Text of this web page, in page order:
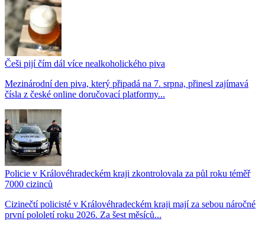
Češi pijí čím dál více nealkoholického piva
Mezinárodní den piva, který připadá na 7. srpna, přinesl zajímavá
čísla z české online doručovací platformy...
Policie v Královéhradeckém kraji zkontrolovala za půl roku téměř
7000 cizinců
Cizinečtí policisté v Královéhradeckém kraji mají za sebou náročné
první pololetí roku 2026. Za šest měsíců...